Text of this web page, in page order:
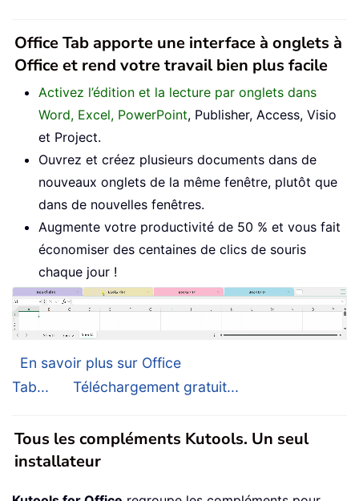
Office Tab apporte une interface à onglets à
Office et rend votre travail bien plus facile
Activez l’édition et la lecture par onglets dans
Word, Excel, PowerPoint, Publisher, Access, Visio
et Project.
Ouvrez et créez plusieurs documents dans de
nouveaux onglets de la même fenêtre, plutôt que
dans de nouvelles fenêtres.
Augmente votre productivité de 50 % et vous fait
économiser des centaines de clics de souris
chaque jour !
En savoir plus sur Office
Tab...
Téléchargement gratuit...
Tous les compléments Kutools. Un seul
installateur